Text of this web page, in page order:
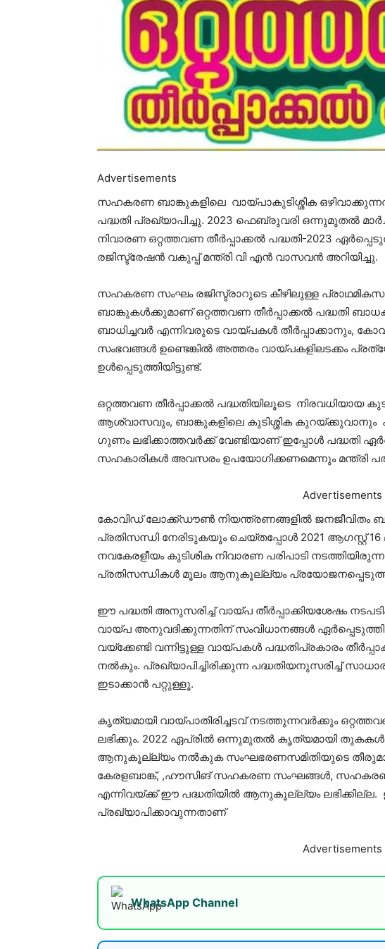
Advertisements
സഹകരണ ബാങ്കുകളിലെ വായ്പാകുടിശ്ശിക
പദ്ധതി പ്രഖ്യാപിച്ചു. 2023 ഫെബ്രുവരി ഒന്നുമുതൽ
നിവാരണ ഒറ്റത്തവണ തീർപ്പാക്കൽ പദ്ധതി-2023
രജിസ്ട്രേഷൻ വകുപ്പ് മന്ത്രി വി എൻ വാസവൻ അറിയിച്ചു.
സഹകരണ സംഘം രജിസ്ട്രാറുടെ കീഴിലുള്ള
ബാങ്കുകൾക്കുമാണ് ഒറ്റത്തവണ തീർപ്പാക്കൽ പദ്ധതി
ബാധിച്ചവർ എന്നിവരുടെ വായ്പകൾ തീർപ്പാക്കാനും,
സംഭവങ്ങൾ ഉണ്ടെങ്കിൽ അത്തരം വായ്പകളിലടക്കം
ഉൾപ്പെടുത്തിയിട്ടുണ്ട്.
ഒറ്റത്തവണ തീർപ്പാക്കൽ പദ്ധതിയിലൂടെ നിരവധിയായ
ആശ്വാസവും, ബാങ്കുകളിലെ കുടിശ്ശിക കുറയ്ക്കുവാനും
ഗുണം ലഭിക്കാത്തവർക്ക് വേണ്ടിയാണ് ഇപ്പോൾ പദ്ധതി
സഹകാരികൾ അവസരം ഉപയോഗിക്കണമെന്നും മന്ത്രി
Advertisements
കോവിഡ് ലോക്ക്ഡൗൺ നിയന്ത്രണങ്ങളിൽ ജനജീവിതം
പ്രതിസന്ധി നേരിടുകയും ചെയ്തപ്പോൾ 2021 ആഗസ്റ്റ്
നവകേരളീയം കുടിശിക നിവാരണ പരിപാടി
പ്രതിസന്ധികൾ മൂലം ആനുകൂല്ല്യം
ഈ പദ്ധതി അനുസരിച്ച് വായ്പ തീർപ്പാക്കിയശേഷം
വായ്പ അനുവദിക്കുന്നതിന് സംവിധാനങ്ങൾ
വയ്ക്കേണ്ടി വന്നിട്ടുള്ള വായ്പകൾ പദ്ധതിപ്രകാരം
നൽകും. പ്രഖ്യാപിച്ചിരിക്കുന്ന പദ്ധതിയനുസരിച്ച്
ഇടാക്കാൻ പറ്റുള്ളൂ.
കൃത്യമായി വായ്പാതിരിച്ചടവ് നടത്തുന്നവർക്കും
ലഭിക്കും. 2022 ഏപ്രിൽ ഒന്നുമുതൽ കൃത്യമായി
ആനുകൂല്ല്യം നൽകുക സംഘഭരണസമിതിയുടെ
കേരളബാങ്ക്, ,ഹൗസിങ് സഹകരണ സംഘങ്ങൾ,
എന്നിവയ്ക്ക് ഈ പദ്ധതിയിൽ ആനുകൂല്ല്യം
പ്രഖ്യാപിക്കാവുന്നതാണ്
Advertisements
WhatsApp Channel